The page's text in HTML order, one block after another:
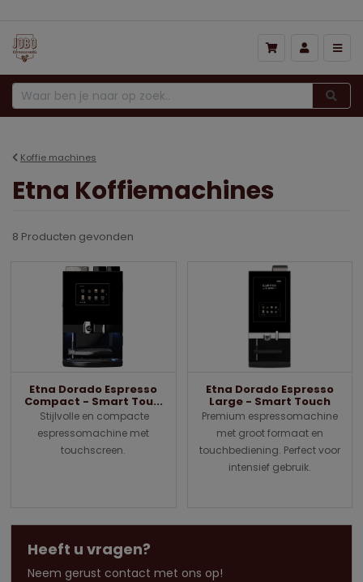
Koffie machines
Etna Koffiemachines
8 Producten gevonden
Etna Dorado Espresso
Compact - Smart Tou...
Stijlvolle en compacte
espressomachine met
touchscreen.
Etna Dorado Espresso
Large - Smart Touch
Premium espressomachine
met groot formaat en
touchbediening. Perfect voor
intensief gebruik.
Heeft u vragen?
Neem gerust contact met ons op!
Prijs hoog naar laag